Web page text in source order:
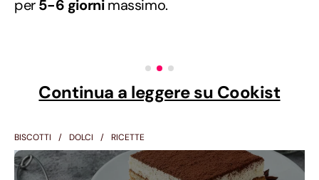
per5-6 giornimassimo.
Continua a leggere su Cookist
BISCOTTI DOLCI RICETTE